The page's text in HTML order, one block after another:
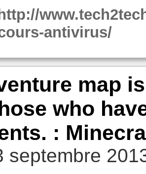
http://
antivirus/
map
who
:
septembre